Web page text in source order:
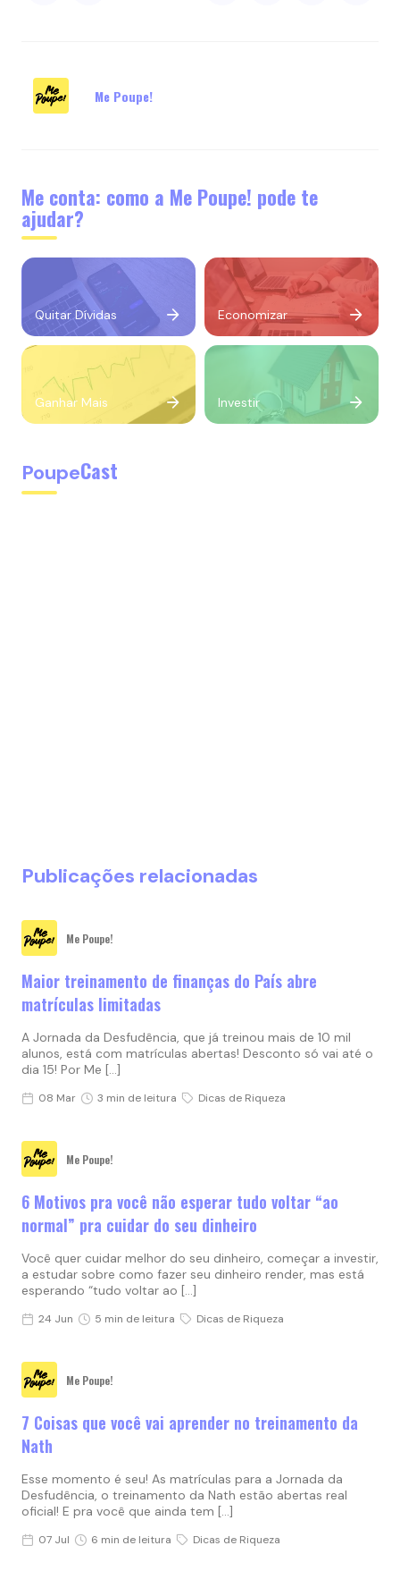
Me Poupe!
Me conta: como a Me Poupe! pode te
ajudar?
Quitar Dívidas Economizar
Ganhar Mais Investir
PoupeCast
Publicações relacionadas
Me Poupe!
Maior treinamento de finanças do País abre
matrículas limitadas
A Jornada da Desfudência, que já treinou mais de 10 mil
alunos, está com matrículas abertas! Desconto só vai até o
dia 15! Por Me […]
08 Mar 3 min de leitura Dicas de Riqueza
Me Poupe!
6 Motivos pra você não esperar tudo voltar “ao
normal” pra cuidar do seu dinheiro
Você quer cuidar melhor do seu dinheiro, começar a investir,
a estudar sobre como fazer seu dinheiro render, mas está
esperando “tudo voltar ao […]
24 Jun 5 min de leitura Dicas de Riqueza
Me Poupe!
7 Coisas que você vai aprender no treinamento da
Nath
Esse momento é seu! As matrículas para a Jornada da
Desfudência, o treinamento da Nath estão abertas real
oficial! E pra você que ainda tem […]
07 Jul 6 min de leitura Dicas de Riqueza